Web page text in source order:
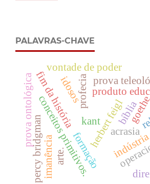
PALAVRAS-CHAVE
kant
herbert feiglbíblia
profecia produto
vontade de poder
acrasia
formação
conceitos primitivos.
percy bridgman
fim da história
idosos
arte.
prova
prova ontológica goethe
imanência